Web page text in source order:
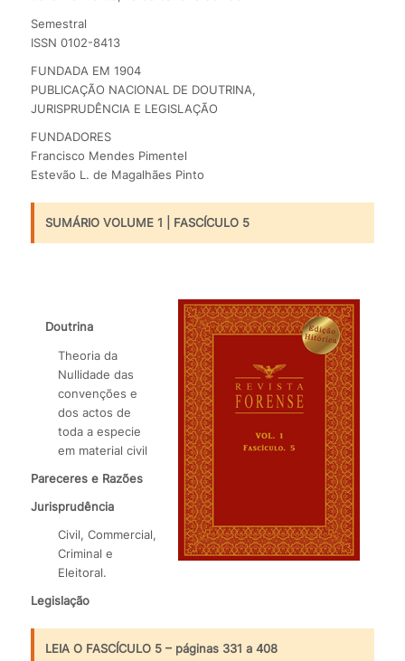
Semestral
ISSN 0102-8413
FUNDADA EM 1904
PUBLICAÇÃO NACIONAL DE DOUTRINA,
JURISPRUDÊNCIA E LEGISLAÇÃO
FUNDADORES
Francisco Mendes Pimentel
Estevão L. de Magalhães Pinto
SUMÁRIO VOLUME 1 | FASCÍCULO 5
Doutrina
Theoria da
Nullidade das
convenções e
dos actos de
toda a especie
em material civil
Pareceres e Razões
Jurisprudência
Civil, Commercial,
Criminal e
Eleitoral.
Legislação
LEIA O FASCÍCULO 5 – páginas 331 a 408